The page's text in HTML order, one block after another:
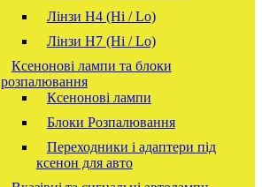
Лінзи Н4 (Hi / Lo)
Лінзи Н7 (Hi / Lo)
Ксенонові лампи та блоки
розпалювання
Ксенонові лампи
Блоки Розпалювання
Переходники і адаптери під
ксенон для авто